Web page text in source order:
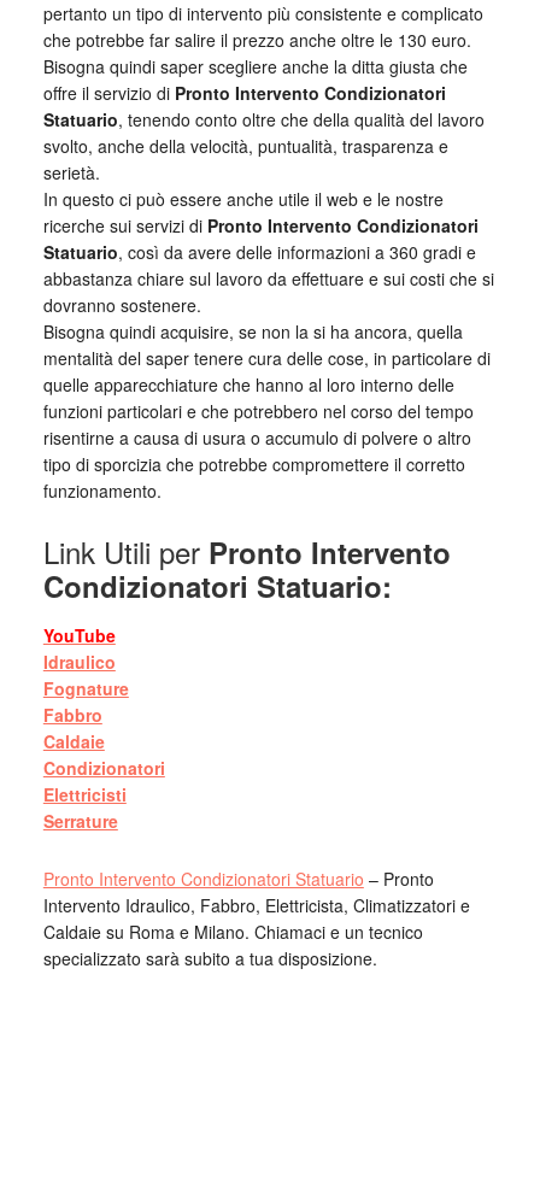
pertanto un tipo di intervento più consistente e complicato
che potrebbe far salire il prezzo anche oltre le 130 euro.
Bisogna quindi saper scegliere anche la ditta giusta che
offre il servizio di Pronto Intervento Condizionatori
Statuario, tenendo conto oltre che della qualità del lavoro
svolto, anche della velocità, puntualità, trasparenza e
serietà.
In questo ci può essere anche utile il web e le nostre
ricerche sui servizi di Pronto Intervento Condizionatori
Statuario, così da avere delle informazioni a 360 gradi e
abbastanza chiare sul lavoro da effettuare e sui costi che si
dovranno sostenere.
Bisogna quindi acquisire, se non la si ha ancora, quella
mentalità del saper tenere cura delle cose, in particolare di
quelle apparecchiature che hanno al loro interno delle
funzioni particolari e che potrebbero nel corso del tempo
risentirne a causa di usura o accumulo di polvere o altro
tipo di sporcizia che potrebbe compromettere il corretto
funzionamento.
Link Utili per Pronto Intervento
Condizionatori Statuario:
YouTube
Idraulico
Fognature
Fabbro
Caldaie
Condizionatori
Elettricisti
Serrature
Pronto Intervento Condizionatori Statuario – Pronto
Intervento Idraulico, Fabbro, Elettricista, Climatizzatori e
Caldaie su Roma e Milano. Chiamaci e un tecnico
specializzato sarà subito a tua disposizione.